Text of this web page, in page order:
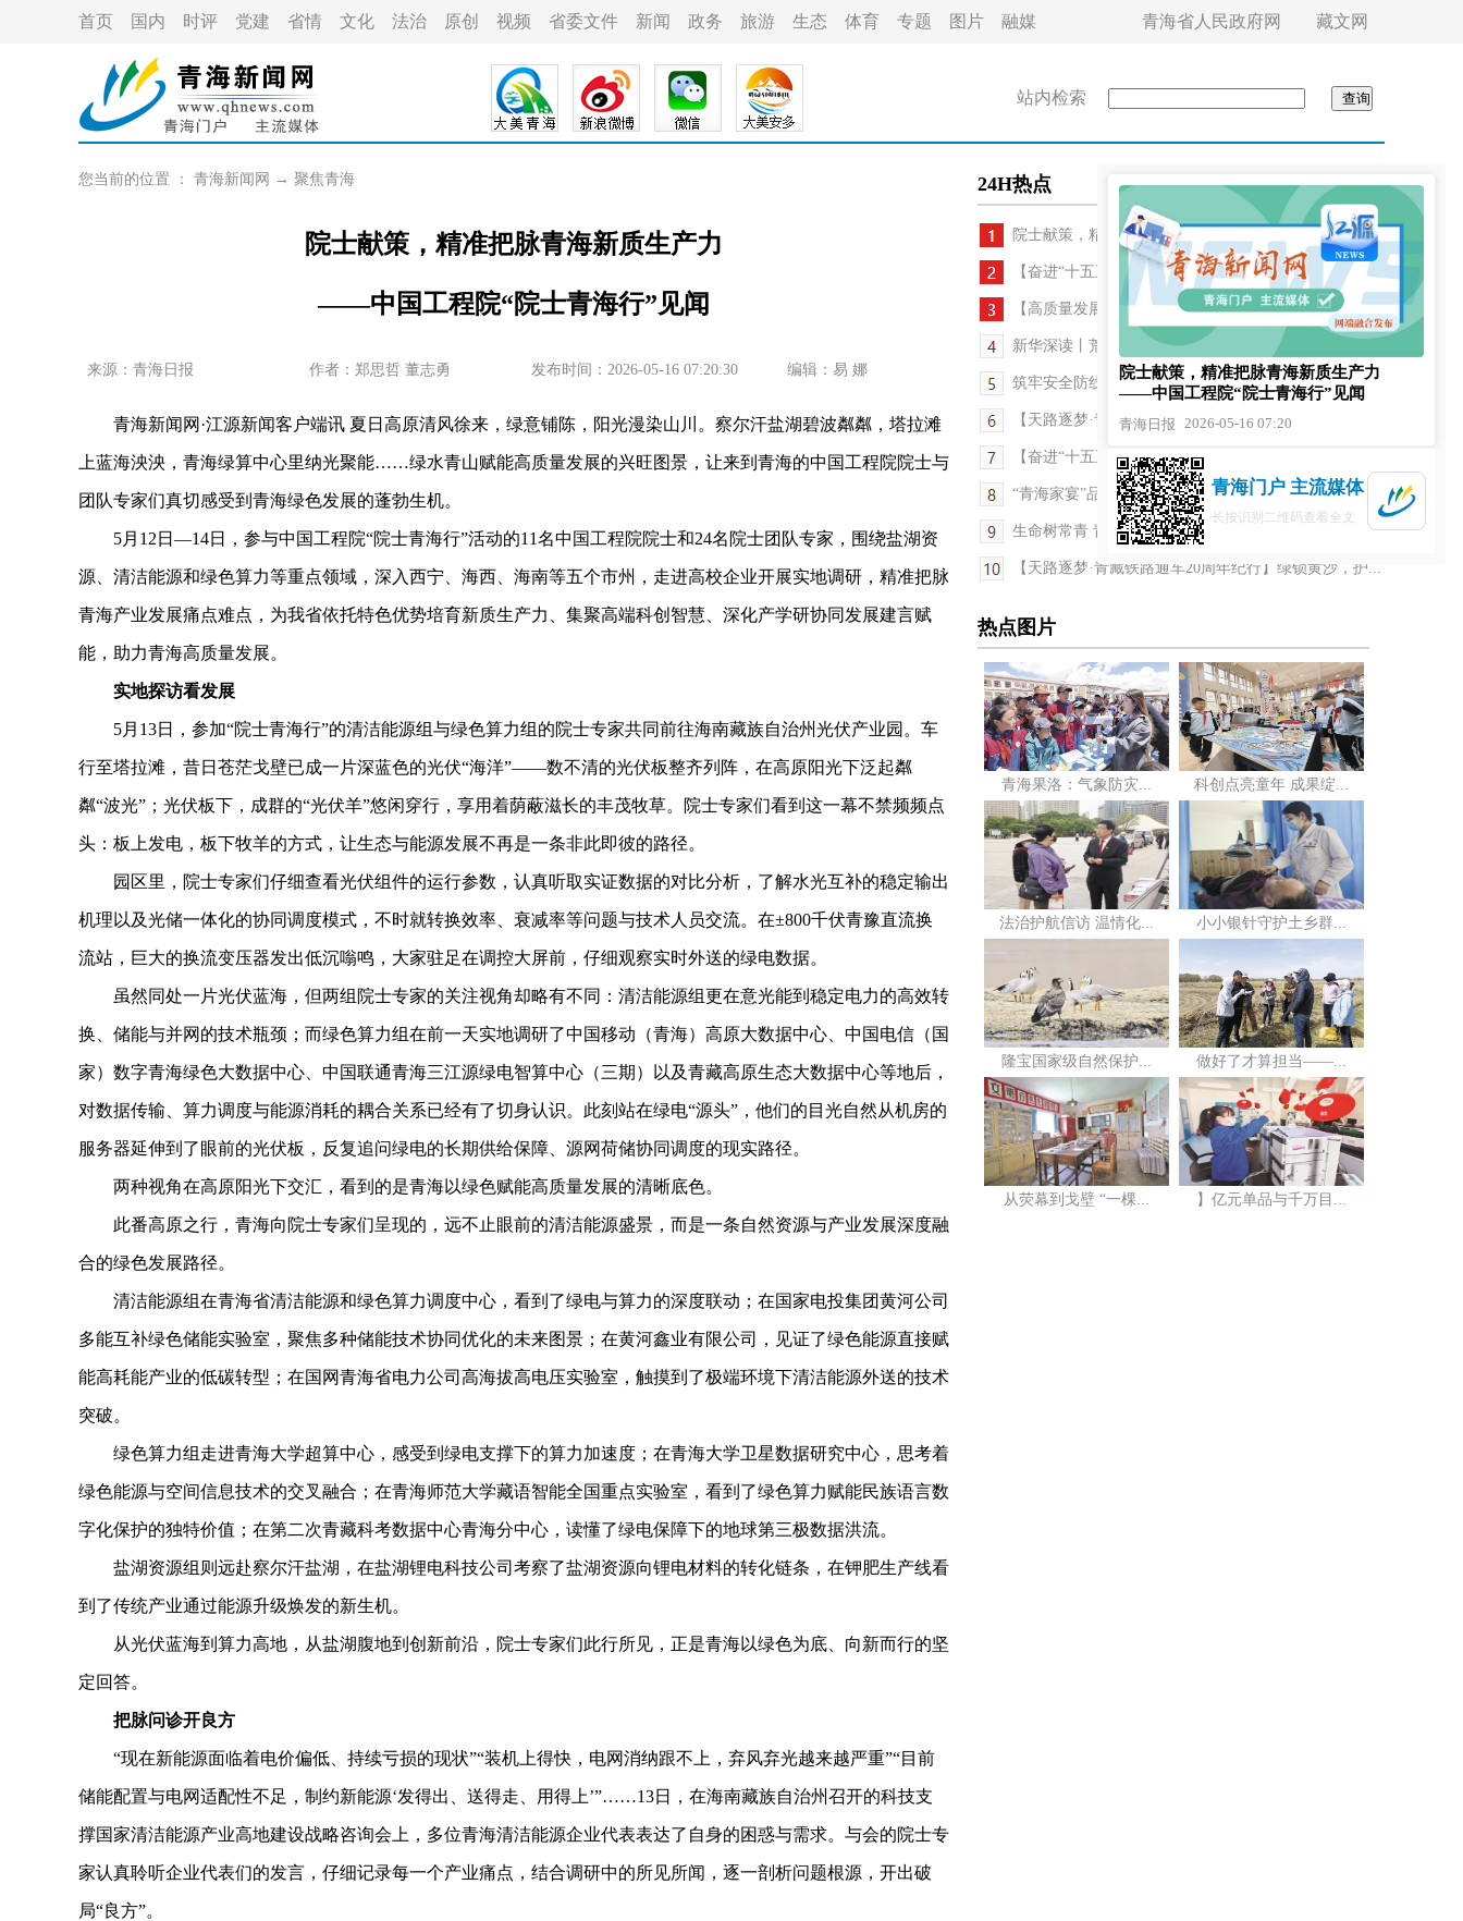
首页 国内 时评 党建 省情 文化 法治 原创 视频 省委文件 新闻 政务 旅游 生态 体育 专题 图片 融媒 青海省人民政府网 藏文网
站内检索
您当前的位置 ： 青海新闻网 → 聚焦青海
院士献策，精准把脉青海新质生产力
——中国工程院“院士青海行”见闻
来源：青海日报 作者： 郑思哲 董志勇 发布时间：2026-05-16 07:20:30 编辑：易 娜
青海新闻网·江源新闻客户端讯 夏日高原清风徐来，绿意铺陈，阳光漫染山川。察尔汗盐湖碧波粼粼，塔拉滩
上蓝海泱泱，青海绿算中心里纳光聚能……绿水青山赋能高质量发展的兴旺图景，让来到青海的中国工程院院士与
团队专家们真切感受到青海绿色发展的蓬勃生机。
5月12日—14日，参与中国工程院“院士青海行”活动的11名中国工程院院士和24名院士团队专家，围绕盐湖资
源、清洁能源和绿色算力等重点领域，深入西宁、海西、海南等五个市州，走进高校企业开展实地调研，精准把脉
青海产业发展痛点难点，为我省依托特色优势培育新质生产力、集聚高端科创智慧、深化产学研协同发展建言赋
能，助力青海高质量发展。
实地探访看发展
5月13日，参加“院士青海行”的清洁能源组与绿色算力组的院士专家共同前往海南藏族自治州光伏产业园。车
行至塔拉滩，昔日苍茫戈壁已成一片深蓝色的光伏“海洋”——数不清的光伏板整齐列阵，在高原阳光下泛起粼
粼“波光”；光伏板下，成群的“光伏羊”悠闲穿行，享用着荫蔽滋长的丰茂牧草。院士专家们看到这一幕不禁频频点
头：板上发电，板下牧羊的方式，让生态与能源发展不再是一条非此即彼的路径。
园区里，院士专家们仔细查看光伏组件的运行参数，认真听取实证数据的对比分析，了解水光互补的稳定输出
机理以及光储一体化的协同调度模式，不时就转换效率、衰减率等问题与技术人员交流。在±800千伏青豫直流换
流站，巨大的换流变压器发出低沉嗡鸣，大家驻足在调控大屏前，仔细观察实时外送的绿电数据。
虽然同处一片光伏蓝海，但两组院士专家的关注视角却略有不同：清洁能源组更在意光能到稳定电力的高效转
换、储能与并网的技术瓶颈；而绿色算力组在前一天实地调研了中国移动（青海）高原大数据中心、中国电信（国
家）数字青海绿色大数据中心、中国联通青海三江源绿电智算中心（三期）以及青藏高原生态大数据中心等地后，
对数据传输、算力调度与能源消耗的耦合关系已经有了切身认识。此刻站在绿电“源头”，他们的目光自然从机房的
服务器延伸到了眼前的光伏板，反复追问绿电的长期供给保障、源网荷储协同调度的现实路径。
两种视角在高原阳光下交汇，看到的是青海以绿色赋能高质量发展的清晰底色。
此番高原之行，青海向院士专家们呈现的，远不止眼前的清洁能源盛景，而是一条自然资源与产业发展深度融
合的绿色发展路径。
清洁能源组在青海省清洁能源和绿色算力调度中心，看到了绿电与算力的深度联动；在国家电投集团黄河公司
多能互补绿色储能实验室，聚焦多种储能技术协同优化的未来图景；在黄河鑫业有限公司，见证了绿色能源直接赋
能高耗能产业的低碳转型；在国网青海省电力公司高海拔高电压实验室，触摸到了极端环境下清洁能源外送的技术
突破。
绿色算力组走进青海大学超算中心，感受到绿电支撑下的算力加速度；在青海大学卫星数据研究中心，思考着
绿色能源与空间信息技术的交叉融合；在青海师范大学藏语智能全国重点实验室，看到了绿色算力赋能民族语言数
字化保护的独特价值；在第二次青藏科考数据中心青海分中心，读懂了绿电保障下的地球第三极数据洪流。
盐湖资源组则远赴察尔汗盐湖，在盐湖锂电科技公司考察了盐湖资源向锂电材料的转化链条，在钾肥生产线看
到了传统产业通过能源升级焕发的新生机。
从光伏蓝海到算力高地，从盐湖腹地到创新前沿，院士专家们此行所见，正是青海以绿色为底、向新而行的坚
定回答。
把脉问诊开良方
“现在新能源面临着电价偏低、持续亏损的现状”“装机上得快，电网消纳跟不上，弃风弃光越来越严重”“目前
储能配置与电网适配性不足，制约新能源‘发得出、送得走、用得上’”……13日，在海南藏族自治州召开的科技支
撑国家清洁能源产业高地建设战略咨询会上，多位青海清洁能源企业代表表达了自身的困惑与需求。与会的院士专
家认真聆听企业代表们的发言，仔细记录每一个产业痛点，结合调研中的所见所闻，逐一剖析问题根源，开出破
局“良方”。
24H热点
院士献策，精准把脉青海新质生产力——中国工...
【奋进“十五五”·真抓实干谱新篇】山海间的追梦人...
【高质量发展调研行——世界盐湖·青海答卷】守底线...
新华深读丨荒原英雄——追寻《生命树》可可西里守...
筑牢安全防线 守护平安家园——青海省2026年“防灾...
【天路逐梦·青藏铁路通车20周年纪行】驻村队的“笨...
【奋进“十五五”·真抓实干谱新篇】雪峰上的“指路...
“青海家宴”品牌全球首次发布
生命树常青 青超赛正燃——第三届“大美青海·高原...
【天路逐梦·青藏铁路通车20周年纪行】绿锁黄沙，护...
热点图片
青海果洛：气象防灾... 科创点亮童年 成果绽...
法治护航信访 温情化... 小小银针守护土乡群...
隆宝国家级自然保护... 做好了才算担当——...
从荧幕到戈壁 “一棵... 】亿元单品与千万目...
院士献策，精准把脉青海新质生产力
——中国工程院“院士青海行”见闻
青海日报 2026-05-16 07:20
青海门户 主流媒体
长按识别二维码查看全文